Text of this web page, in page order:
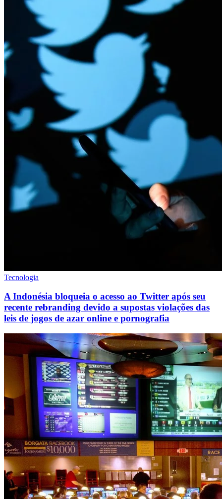
Tecnologia
A Indonésia bloqueia o acesso ao Twitter após seu
recente rebranding devido a supostas violações das
leis de jogos de azar online e pornografia